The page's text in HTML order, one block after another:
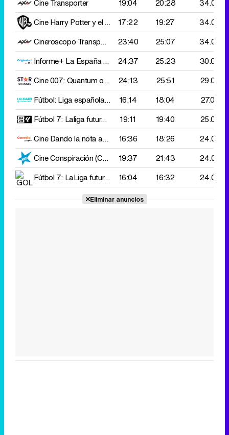
CineTransporter 19:04 20:28
34.000
CineHarry Potter y el prisionero de Azkabán 17:22 19:27
34.000
Cineroscopo Transporter legacy 23:40 25:07
34.000
Informe+ La España de Clemente: Seis años y un día 24:37 25:23
30.000
Cine007: Quantum of Solace 24:13 25:51
29.000
Fútbol: Liga española 2 d
Mirandes - Leganés
16:14 18:04
27.000
Fútbol 7: Laliga futures torneo internacional
Flamengo -
19:11 19:40
25.000
CineDando la nota aún más alto 16:36 18:26
24.000
CineConspiración (Conspiracy theory) 19:37 21:43
24.000
Fútbol 7: LaLiga futures torneo internacional
CF
16:04 16:32 24.000
Eliminar anuncios